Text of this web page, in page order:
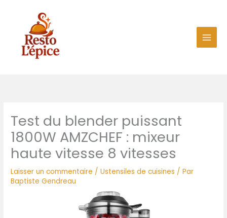
Test du blender puissant
1800W AMZCHEF : mixeur
haute vitesse 8 vitesses
Laisser un commentaire /Ustensiles de cuisines / Par
Baptiste Gendreau